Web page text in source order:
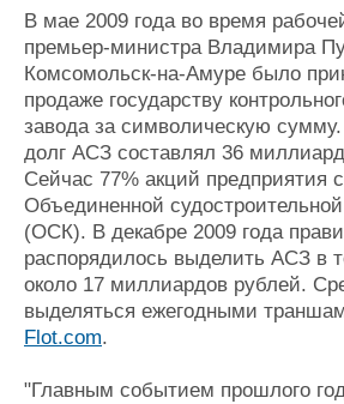
В мае 2009 года во время
премьер-министра Владимира
Комсомольск-на-Амуре было
продаже государству
завода за символическую
долг АСЗ составлял 36
Сейчас 77% акций предприятия
Объединенной
(ОСК). В декабре 2009 года
распорядилось выделить АСЗ в
около 17 миллиардов рублей.
выделяться ежегодными
Flot.com.
"Главным событием прошлого